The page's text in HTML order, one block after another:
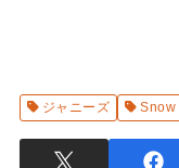
ジャニーズ Snow